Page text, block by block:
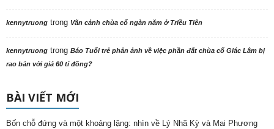
kennytruong trong Vãn cảnh chùa cổ ngàn năm ở Triều Tiên
kennytruong trong Báo Tuổi trẻ phản ảnh về việc phần đất chùa cổ Giác Lâm bị
rao bán với giá 60 tỉ đồng?
BÀI VIẾT MỚI
Bốn chỗ đứng và một khoảng lặng: nhìn về Lý Nhã Kỳ và Mai Phương